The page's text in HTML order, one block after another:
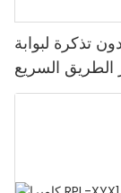
تذكرة لبوابة
الطريق السريع